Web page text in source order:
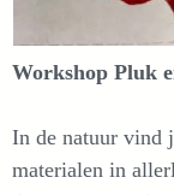
Workshop Pluk
In de natuur vind
materialen in